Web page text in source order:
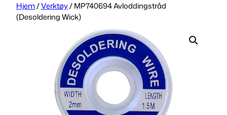
Hjem/Verktøy/ MP740694 Avloddingstråd
(Desoldering Wick)